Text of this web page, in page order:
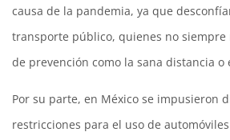
causa de la pandemia, ya que
transporte público, quienes no siempre
de prevención como la sana distancia o
Por su parte, en México se impusieron
restricciones para el uso de